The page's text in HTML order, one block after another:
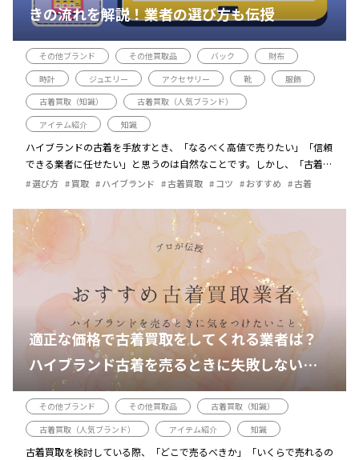
きの流れを解説！業者の選び方も伝授
その他ブランド その他買取品 バック
財布
時計
ジュエリー アクセサリー 靴
服飾
古着買取（知識）
古着買取（人気ブランド）
アイテム紹介
知識
ハイブランドの古着を手放すとき、「なるべく高値で売りたい」「信頼
できる業者に任せたい」と思うのは自然なことです。しかし、「古着買
取はどんな流れで進むのか」「数ある買取業者の中から、どのように選
選び方 買取 ハイブランド 古着買取 コツ おすすめ 古着
適正な価格で古着買取をしてくれる業者は？
ハイブランド古着を売るときに失敗しないコ
ツ
その他ブランド その他買取品
古着買取（知識）
古着買取（人気ブランド）
アイテム紹介 知識
古着買取を検討している際、「どこで売るべきか」「いくらで売れるの